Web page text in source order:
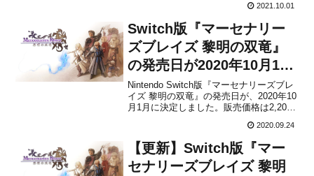
価格は2,220円(税込)が予定されていま
す。【タクティカルSRPGマーセナリー
ズサーガシリーズ最新作！】2...
2021.10.01
Switch版『マーセナリー
ズブレイズ 黎明の双竜』
の発売日が2020年10月1月
に決定！
Nintendo Switch版『マーセナリーズブレ
イズ 黎明の双竜』の発売日が、2020年10
月1月に決定しました。販売価格は2,200
発売時期と価格については未定です。本
作は、タクティカルシミュレーション
RPG「マーセナリーズサーガ」...
2020.09.24
【更新】Switch版『マー
セナリーズブレイズ 黎明